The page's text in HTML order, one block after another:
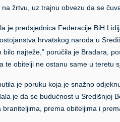
žrtvu, uz trajnu obvezu da se
je predsjednica Federacije BiH
hrvatskog naroda u
najteže,” poručila je Bradara,
te obitelji ne ostanu same u teretu
je poruku koja je snažno
je da se budućnost u Središnjoj
prema obiteljima i